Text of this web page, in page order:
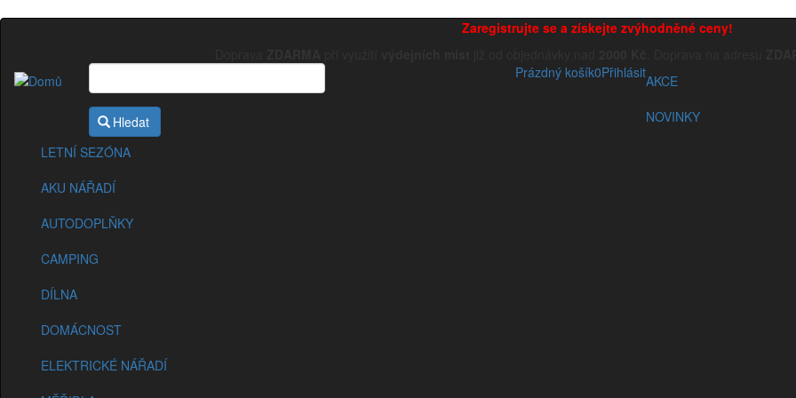
Přejít
obsahu
Zaregistrujte se a získejte zvýhodněné ceny!
Přihlásit
Prázdný košík0
Hledat
Sekce
eshopu
AKCE
NOVINKY
LETNÍ SEZÓNA
AKU NÁŘADÍ
AUTODOPLŇKY
CAMPING
DÍLNA
DOMÁCNOST
ELEKTRICKÉ NÁŘADÍ